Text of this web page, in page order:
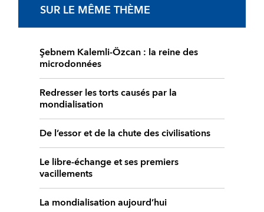
SUR LE MÊME THÈME
Şebnem Kalemli-Özcan : la reine des
microdonnées
Redresser les torts causés par la
mondialisation
De l’essor et de la chute des civilisations
Le libre-échange et ses premiers
vacillements
La mondialisation aujourd’hui